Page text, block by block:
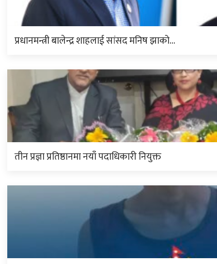
प्रधानमन्त्री बालेन्द्र शाहलाई सांसद मनिष झाको…
तीन प्रज्ञा प्रतिष्ठानमा नयाँ पदाधिकारी नियुक्त